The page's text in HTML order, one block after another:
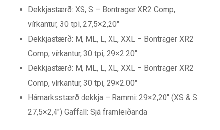
Dekkjastærð: XS, S – Bontrager XR2 Comp,
vírkantur, 30 tpi, 27,5×2,20″
Dekkjastærð: M, ML, L, XL, XXL – Bontrager XR2
Comp, vírkantur, 30 tpi, 29×2.20″
Dekkjastærð: M, ML, L, XL, XXL – Bontrager XR2
Comp, vírkantur, 30 tpi, 29×2.00″
Hámarksstærð dekkja – Rammi: 29×2,20″ (XS & S:
27,5×2,4″) Gaffall: Sjá framleiðanda